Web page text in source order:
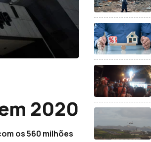
2020
os 560 milhões